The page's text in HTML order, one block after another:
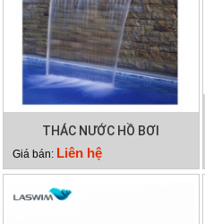
THÁC NƯỚC HỒ BƠI
Giá bán: Liên hệ